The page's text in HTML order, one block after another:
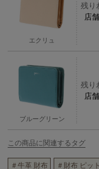
エクリュ
残り
店
ブルーグリーン
残り
店
この商品に関連するタグ
＃牛革 財布 ＃財布 ピッ